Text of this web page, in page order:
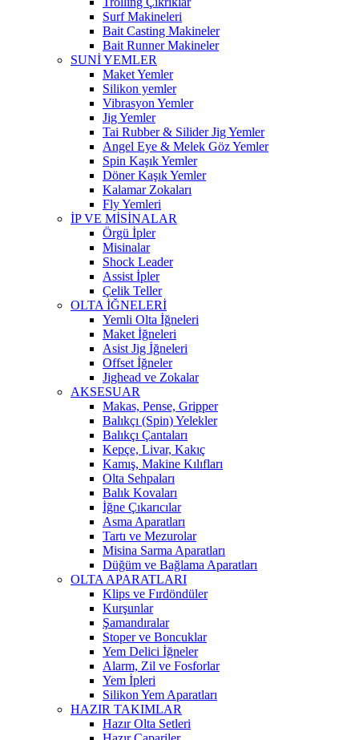
Surf Makineleri
Bait Casting Makineler
Bait Runner Makineler
SUNİ YEMLER
Maket Yemler
Silikon yemler
Vibrasyon Yemler
Jig Yemler
Tai Rubber & Silider Jig Yemler
Angel Eye & Melek Göz Yemler
Spin Kaşık Yemler
Döner Kaşık Yemler
Kalamar Zokaları
Fly Yemleri
İP VE MİSİNALAR
Örgü İpler
Misinalar
Shock Leader
Assist İpler
Çelik Teller
OLTA İĞNELERİ
Yemli Olta İğneleri
Maket İğneleri
Asist Jig İğneleri
Offset İğneler
Jighead ve Zokalar
AKSESUAR
Makas, Pense, Gripper
Balıkçı (Spin) Yelekler
Balıkçı Çantaları
Kepçe, Livar, Kakıç
Kamış, Makine Kılıfları
Olta Sehpaları
Balık Kovaları
İğne Çıkarıcılar
Asma Aparatları
Tartı ve Mezurolar
Misina Sarma Aparatları
Düğüm ve Bağlama Aparatları
OLTA APARATLARI
Klips ve Fırdöndüler
Kurşunlar
Şamandıralar
Stoper ve Boncuklar
Yem Delici İğneler
Alarm, Zil ve Fosforlar
Yem İpleri
Silikon Yem Aparatları
HAZIR TAKIMLAR
Hazır Olta Setleri